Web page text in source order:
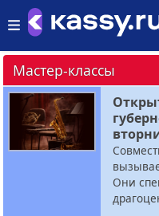
Мастер-классы
Они